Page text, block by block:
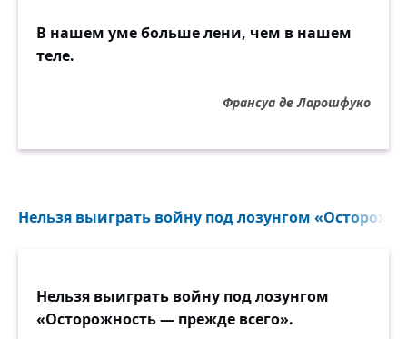
В нашем уме больше лени, чем в нашем
теле.
Франсуа де Ларошфуко
Нельзя выиграть войну под лозунгом
Нельзя выиграть войну под лозунгом
«Осторожность — прежде всего».